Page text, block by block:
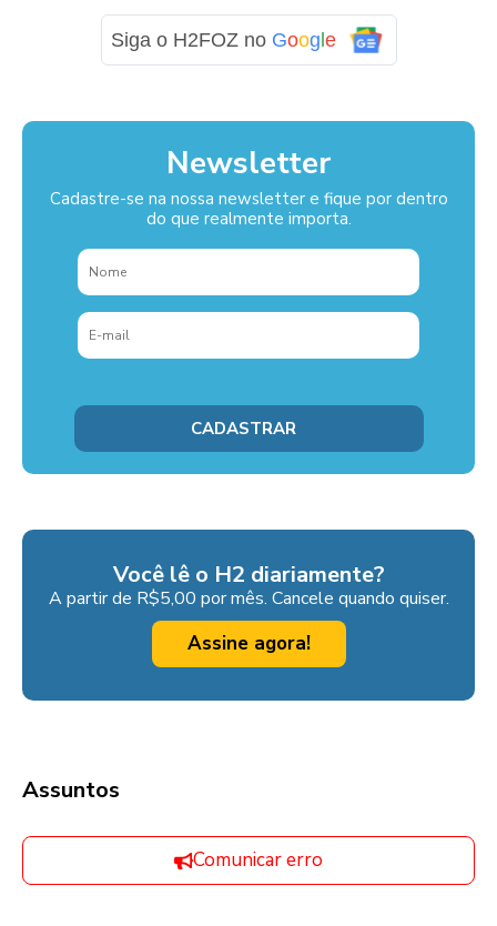
Siga o H2FOZ no Google
Newsletter
Cadastre-se na nossa newsletter e fique por dentro
do que realmente importa.
Você lê o H2 diariamente?
A partir de R$5,00 por mês. Cancele quando quiser.
Assine agora!
Assuntos
Comunicar erro